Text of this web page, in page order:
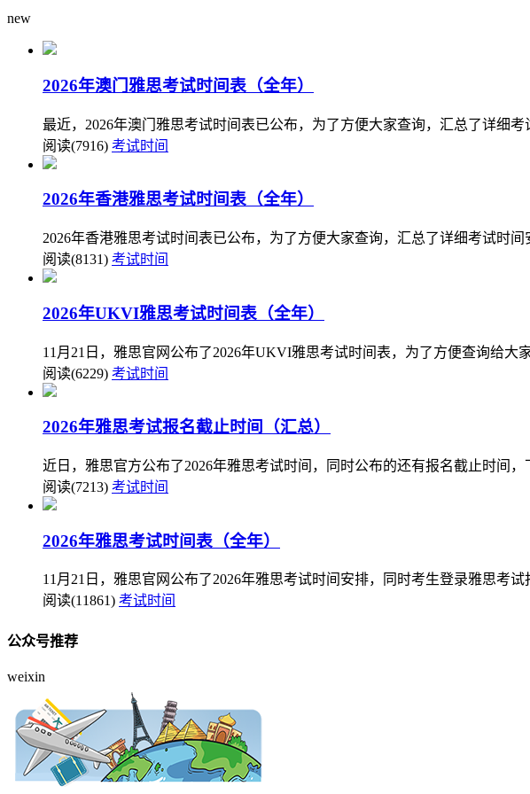
new
2026年澳门雅思考试时间表（全年）
最近，2026年澳门雅思考试时间表已公布，为了方便大家查询，汇总了详细
阅读(7916) 考试时间
2026年香港雅思考试时间表（全年）
2026年香港雅思考试时间表已公布，为了方便大家查询，汇总了详细考试时
阅读(8131) 考试时间
2026年UKVI雅思考试时间表（全年）
11月21日，雅思官网公布了2026年UKVI雅思考试时间表，为了方便查询给大
阅读(6229) 考试时间
2026年雅思考试报名截止时间（汇总）
近日，雅思官方公布了2026年雅思考试时间，同时公布的还有报名截止时间
阅读(7213) 考试时间
2026年雅思考试时间表（全年）
11月21日，雅思官网公布了2026年雅思考试时间安排，同时考生登录雅思考
阅读(11861) 考试时间
公众号推荐
weixin